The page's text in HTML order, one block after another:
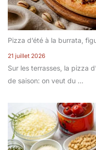
Pizza d’été à la burrata,
21 juillet 2026
Sur les terrasses, la pizza
de saison: on veut du ...